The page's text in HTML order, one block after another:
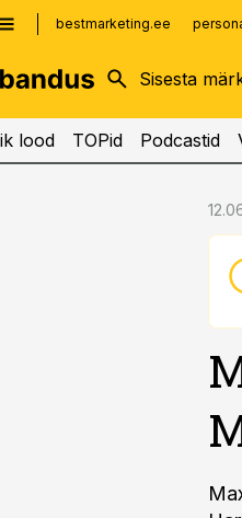
bestmarketing.ee
lood TOPid Podcastid